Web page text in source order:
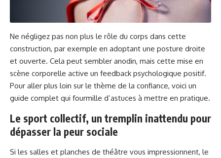
Ne négligez pas non plus le rôle du corps dans cette
construction, par exemple en adoptant une posture droite
et ouverte. Cela peut sembler anodin, mais cette mise en
scène corporelle active un feedback psychologique positif.
Pour aller plus loin sur le thème de la confiance, voici un
guide complet qui fourmille d’astuces à mettre en pratique.
Le sport collectif, un tremplin inattendu pour
dépasser la peur sociale
Si les salles et planches de théâtre vous impressionnent, le